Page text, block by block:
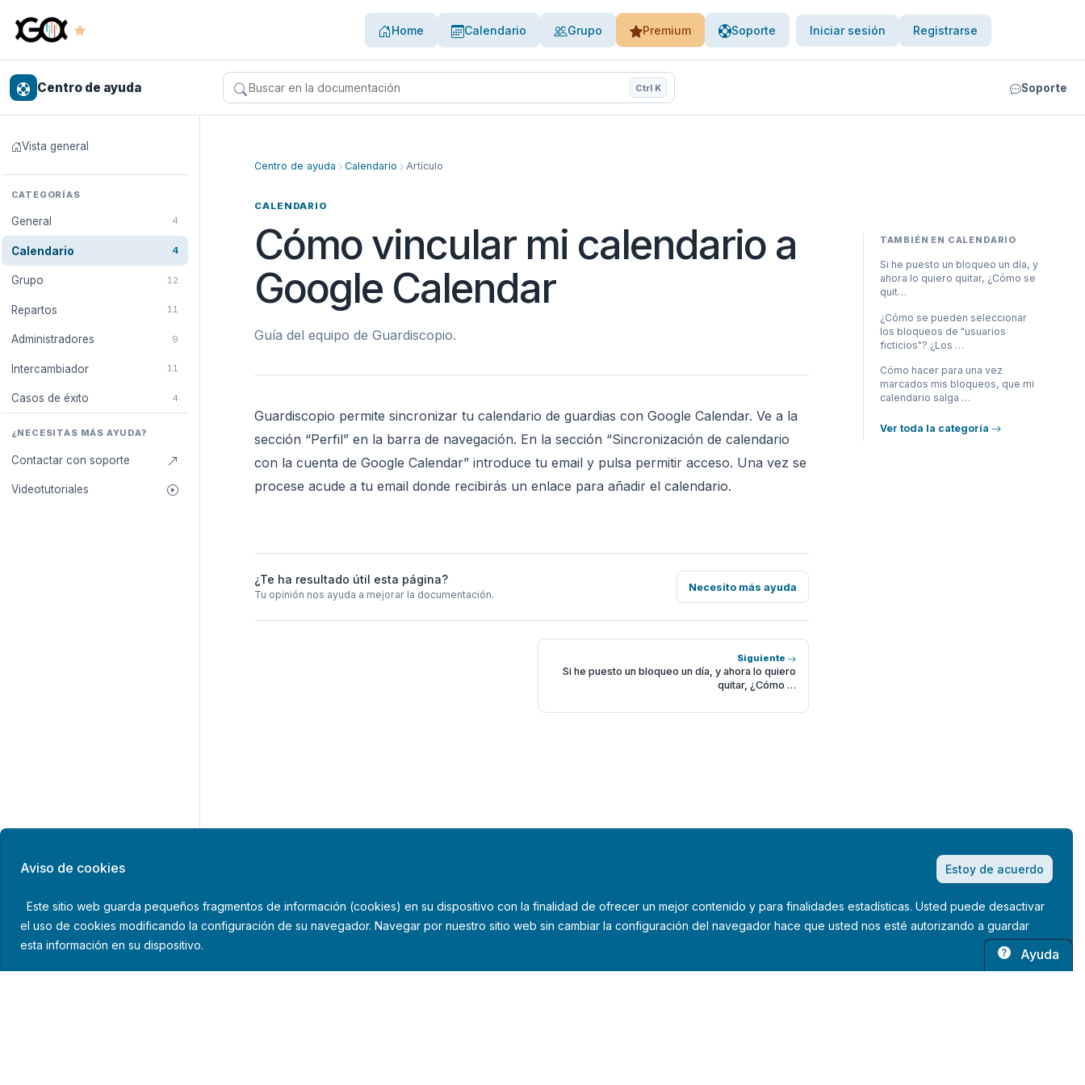
Home Calendario Grupo Premium Soporte Iniciar sesión Registrarse
Aviso de cookies Estoy de acuerdo
Este sitio web guarda pequeños fragmentos de información (cookies) en su dispositivo con la finalidad de ofrecer un mejor contenido y para finalidades estadísticas. Usted puede desactivar
el uso de cookies modificando la configuración de su navegador. Navegar por nuestro sitio web sin cambiar la configuración del navegador hace que usted nos esté autorizando a guardar
esta información en su dispositivo.
Centro de ayuda
Buscar en el centro de ayuda
Ctrl K Soporte
Vista general
CATEGORÍAS
General 4
Calendario 4
Grupo 12
Repartos 11
Administradores 9
Intercambiador 11
Casos de éxito 4
¿NECESITAS MÁS AYUDA?
Contactar con soporte
Videotutoriales
Centro de ayuda Calendario Artículo
CALENDARIO
Cómo vincular mi calendario a
Google Calendar
Guía del equipo de Guardiscopio.
Guardiscopio permite sincronizar tu calendario de guardias con Google Calendar. Ve a la
sección “Perfil” en la barra de navegación. En la sección “Sincronización de calendario
con la cuenta de Google Calendar” introduce tu email y pulsa permitir acceso. Una vez se
procese acude a tu email donde recibirás un enlace para añadir el calendario.
¿Te ha resultado útil esta página?
Tu opinión nos ayuda a mejorar la documentación.
Necesito más ayuda
Siguiente
Si he puesto un bloqueo un día, y ahora lo quiero
quitar, ¿Cómo …
TAMBIÉN EN CALENDARIO
Si he puesto un bloqueo un día, y
ahora lo quiero quitar, ¿Cómo se
quit…
¿Cómo se pueden seleccionar
los bloqueos de "usuarios
ficticios"? ¿Los …
Cómo hacer para una vez
marcados mis bloqueos, que mi
calendario salga …
Ver toda la categoría
Ayuda